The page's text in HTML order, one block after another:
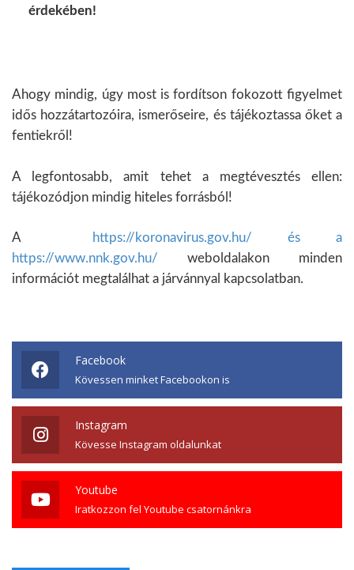
érdekében!
Ahogy mindig, úgy most is fordítson fokozott figyelmet
idős hozzátartozóira, ismerőseire, és tájékoztassa őket a
fentiekről!
A legfontosabb, amit tehet a megtévesztés ellen:
tájékozódjon mindig hiteles forrásból!
A
https://koronavirus.gov.hu/ és a
https://www.nnk.gov.hu/ weboldalakon minden
információt megtalálhat a járvánnyal kapcsolatban.
Facebook
Kövessen minket Facebookon is
Instagram
Kövesse Instagram oldalunkat
Youtube
Iratkozzon fel Youtube csatornánkra